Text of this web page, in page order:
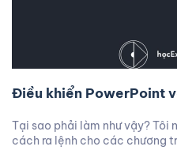
Điều khiển PowerPoint
Tại sao phải làm như vậy? Tôi
cách ra lệnh cho các chương